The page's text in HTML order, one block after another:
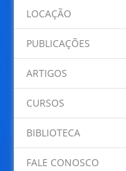
Quem somos
Regimento Interno
Programação
LOCAÇÃO
Nossos Espaços
Localização
PUBLICAÇÕES
ARTIGOS
Papa Francisco
CURSOS
BIBLIOTECA
FALE CONOSCO